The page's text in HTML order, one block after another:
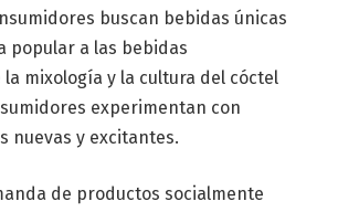
buscan bebidas únicas
popular a las bebidas
mixología y la cultura del cóctel
experimentan con
nuevas y excitantes.
de productos socialmente